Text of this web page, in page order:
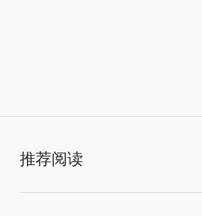
推荐阅读